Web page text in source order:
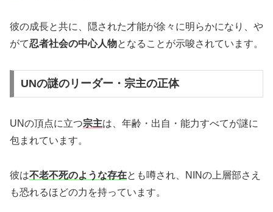
彼の成長と共に、隠された才能が徐々に明らかになり、や
がて忍者社会の中心人物となることが示唆されています。
UNの謎のリーダー・宗主の正体
UNの頂点に立つ宗主は、年齢・出自・能力すべてが謎に
包まれています。
彼は不老不死のような存在とも噂され、NINの上層部さえ
も恐れるほどの力を持っています。